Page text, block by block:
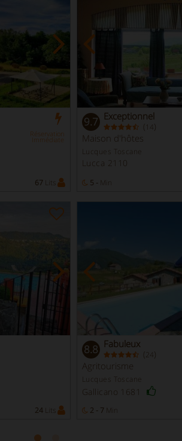
Réservation
Immédiate
67 Lits
9.7 Exceptionnel
( 14 )
Maison d'hôtes
Lucques Toscane
Lucca 2110
5 - Min
24 Lits
8.8 Fabuleux
(24 )
Agritourisme
Lucques Toscane
Gallicano 1681
2 - 7 Min